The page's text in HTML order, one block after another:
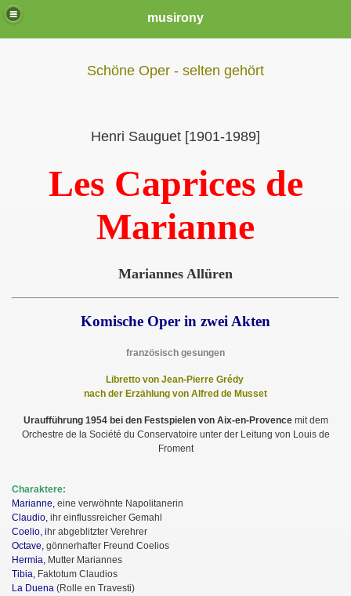
musirony
Schöne Oper - selten gehört
Henri Sauguet [1901-1989]
Les Caprices de
Marianne
Mariannes Allüren
Komische Oper in zwei Akten
französisch gesungen
Libretto von Jean-Pierre Grédy
nach der Erzählung von Alfred de Musset
Uraufführung 1954 bei den Festspielen von Aix-en-Provence mit dem
Orchestre de la Société du Conservatoire unter der Leitung von Louis de
Froment
Charaktere:
Marianne, eine verwöhnte Napolitanerin
Claudio, ihr einflussreicher Gemahl
Coelio, i hr abgeblitzter Verehrer
Octave, gönnerhafter Freund Coelios
Hermia, Mutter Mariannes
Tibia, Faktotum Claudios
La Duena (Rolle en Travesti)